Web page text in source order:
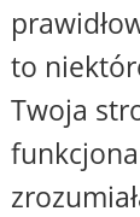
to
Twoja